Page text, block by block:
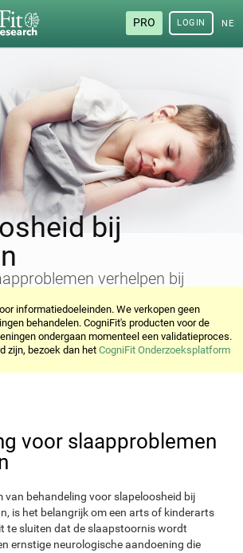
PRO LOGIN
bij
verhelpen bij
informatiedoeleinden. We verkopen geen
behandelen. CogniFit's producten voor de
ondergaan momenteel een validatieproces.
zijn, bezoek dan hetCogniFit Onderzoeksplatform
voor slaapproblemen
van behandeling voor slapeloosheid bij
is het belangrijk om een arts of kinderarts
te sluiten dat de slaapstoornis wordt
ernstige neurologische aandoening die